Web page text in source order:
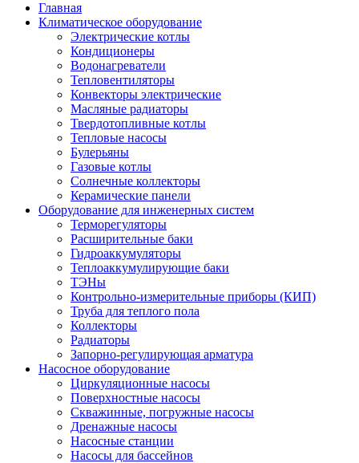
Главная
Климатическое оборудование
Электрические котлы
Кондиционеры
Водонагреватели
Тепловентиляторы
Конвекторы электрические
Масляные радиаторы
Твердотопливные котлы
Тепловые насосы
Булерьяны
Газовые котлы
Солнечные коллекторы
Керамические панели
Оборудование для инженерных систем
Терморегуляторы
Расширительные баки
Гидроаккумуляторы
Теплоаккумулирующие баки
ТЭНы
Контрольно-измерительные приборы (КИП)
Труба для теплого пола
Коллекторы
Радиаторы
Запорно-регулирующая арматура
Насосное оборудование
Циркуляционные насосы
Поверхностные насосы
Скважинные, погружные насосы
Дренажные насосы
Насосные станции
Насосы для бассейнов